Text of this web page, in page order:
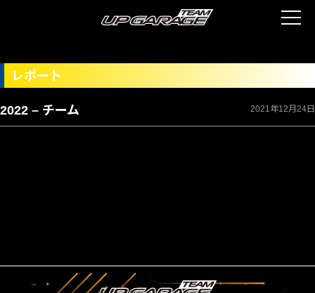
レポート
2022 – チーム 2021年12月24日